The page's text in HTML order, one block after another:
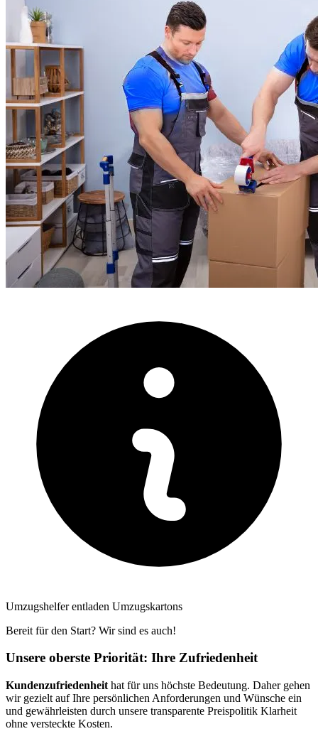
Umzugshelfer entladen Umzugskartons
Bereit für den Start? Wir sind es auch!
Unsere oberste Priorität: Ihre Zufriedenheit
Kundenzufriedenheit hat für uns höchste Bedeutung. Daher gehen
wir gezielt auf Ihre persönlichen Anforderungen und Wünsche ein
und gewährleisten durch unsere transparente Preispolitik Klarheit
ohne versteckte Kosten.